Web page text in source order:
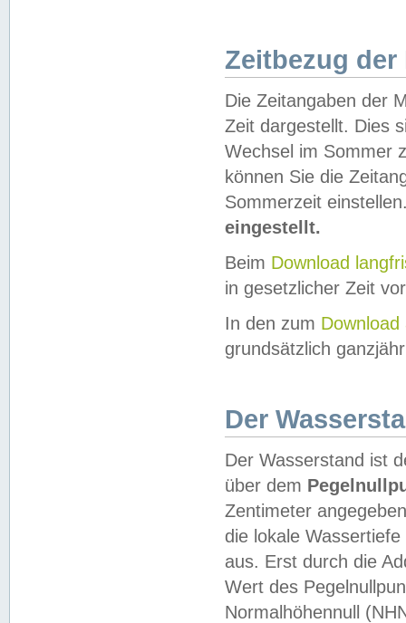
Zeitbezug der
Die Zeitangaben der
Zeit dargestellt. Dies
Wechsel im Sommer
können Sie die
Sommerzeit
eingestellt.
Beim Download
in gesetzlicher Zeit
In den zum Download
grundsätzlich
Der
Der Wasserstand ist
über dem
Zentimeter
die lokale
aus. Erst durch die
Wert des
Normalhöhennull